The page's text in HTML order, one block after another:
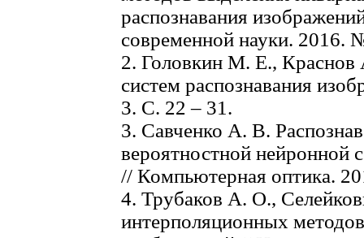
распознавания
современной науки. 2016.
2. Головкин М. Е.,
систем распознавания
3. С. 22 – 31.
3. Савченко А. В.
вероятностной нейронной
// Компьютерная оптика.
4. Трубаков А. О.,
интерполяционных